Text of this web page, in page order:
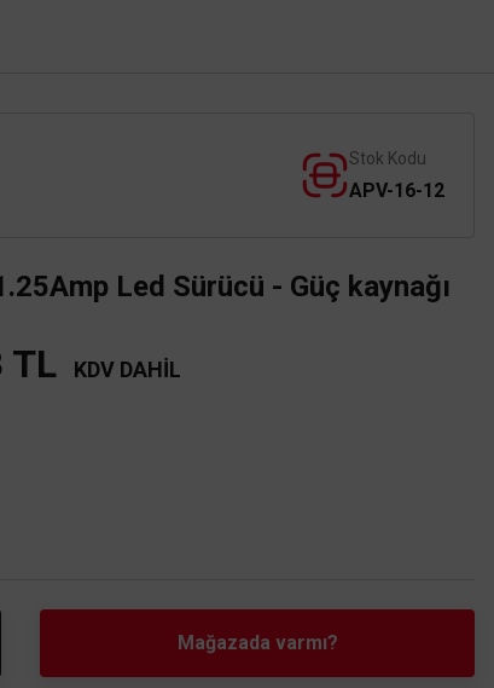
Stok Kodu
APV-16-12
Led Sürücü - Güç kaynağı
TL KDV DAHİL
Mağazada varmı?